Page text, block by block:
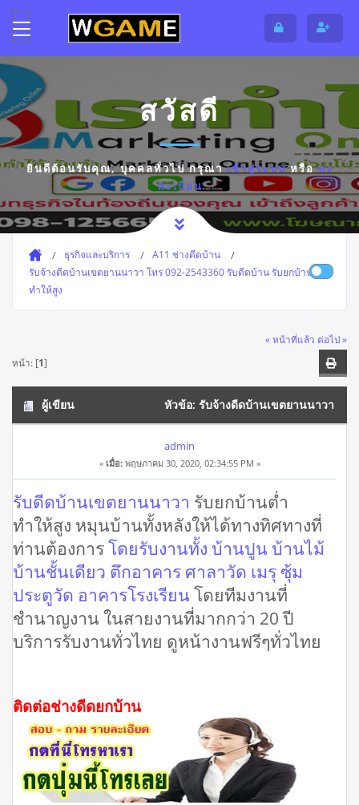
สวัสดี
ยินดีต้อนรับคุณ,บุคคลทั่วไปกรุณาเข้าสู่ระบบหรือลง
ทะเบียน
ธุรกิจและบริการ
A11 ช่างดีดบ้าน
รับจ้างดีดบ้านเขตยานนาวา โทร 092-2543360 รับดีดบ้าน รับยกบ้านต่ำ
ทำให้สูง
« หน้าที่แล้ว ต่อไป »
หน้า: [1]
ผู้เขียน หัวข้อ: รับจ้างดีดบ้านเขตยานนาวา
โทร 092-2543360 รับดีดบ้าน รับยกบ้านต่ำทำให้สูง (อ่าน 40303
ครั้ง)
admin
« เมื่อ:พฤษภาคม 30, 2020, 02:34:55 PM »
รับดีดบ้านเขตยานนาวา รับยกบ้านต่ำ
ทำให้สูง หมุนบ้านทั้งหลังให้ได้ทางทิศทางที่
ท่านต้องการโดยรับงานทั้ง บ้านปูน บ้านไม้
บ้านชั้นเดียว ตึกอาคาร ศาลาวัด เมรุ ซุ้ม
ประตูวัด อาคารโรงเรียน โดยทีมงานที่
ชำนาญงาน ในสายงานที่มากกว่า 20 ปี
บริการรับงานทั่วไทย ดูหน้างานฟรีๆทั่วไทย
ติดต่อช่างดีดยกบ้าน